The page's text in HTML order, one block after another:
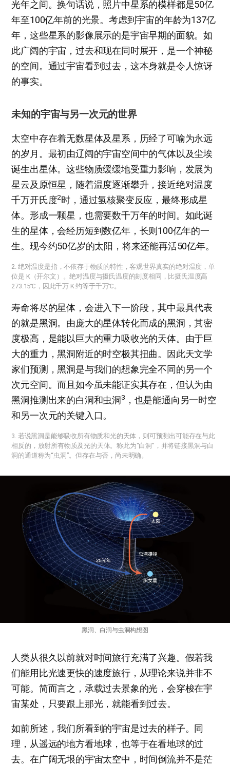
光年之间。换句话说，照片中星系的模样都是50亿
年至100亿年前的光景。考虑到宇宙的年龄为137亿
年，这些星系的影像展示的是宇宙早期的面貌。如
此广阔的宇宙，过去和现在同时展开，是一个神秘
的空间。通过宇宙看到过去，这本身就是令人惊讶
的事实。
未知的宇宙与另一次元的世界
太空中存在着无数星体及星系，历经了可喻为永远
的岁月。最初由辽阔的宇宙空间中的气体以及尘埃
诞生出星体。这些物质缓缓地受重力影响，发展为
星云及原恒星，随着温度逐渐攀升，接近绝对温度
千万开氏度2时，通过氢核聚变反应，最终形成星
体。形成一颗星，也需要数千万年的时间。如此诞
生的星体，会经历短到数亿年，长则100亿年的一
生。现今约50亿岁的太阳，将来还能再活50亿年。
2. 绝对温度是指，不依存于物质的特性，客观世界真实的绝对温度，单
位是 K（开尔文）。绝对温度与摄氏温度的刻度相同，比摄氏温度高
273.15℃，因此千万 K 约等于千万℃。
​寿命将尽的星体，会进入下一阶段，其中最具代表
的就是黑洞。由庞大的星体转化而成的黑洞，其密
度极高，是能以巨大的重力吸收光的天体。由于巨
大的重力，黑洞附近的时空极其扭曲。因此天文学
家们预测，黑洞是与我们的想象完全不同的另一个
次元空间。而且如今虽未能证实其存在，但认为由
黑洞推测出来的白洞和虫洞3 ，也是能通向另一时空
和另一次元的关键入口。
3. 若说黑洞是能够吸收所有物质和光的天体，则可预测出可能存在与此
相反的，放射所有物质及光的天体。称此为“白洞”，并将链接黑洞与白
洞的通道称为“虫洞”。但存在与否，尚未明确。
黑洞、白洞与虫洞构想图
人类从很久以前就对时间旅行充满了兴趣。假若我
们能用比光速更快的速度旅行，从理论来说并非不
可能。简而言之，承载过去景象的光，会穿梭在宇
宙某处，只要跟上那光，就能看到过去。
如前所述，我们所看到的宇宙是过去的样子。同
理，从遥远的地方看地球，也等于在看地球的过
去。在广阔无垠的宇宙太空中，时间倒流并不是茫